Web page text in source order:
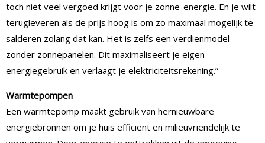
toch niet veel vergoed krijgt voor je zonne-energie. En je wilt
terugleveren als de prijs hoog is om zo maximaal mogelijk te
salderen zolang dat kan. Het is zelfs een verdienmodel
zonder zonnepanelen. Dit maximaliseert je eigen
energiegebruik en verlaagt je elektriciteitsrekening.”
Warmtepompen
Een warmtepomp maakt gebruik van hernieuwbare
energiebronnen om je huis efficiënt en milieuvriendelijk te